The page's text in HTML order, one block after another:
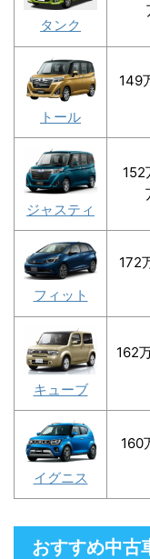
タンク
トール
149
ジャスティ
152
フィット
172
キューブ
162
イグニス
160
おすすめ中古